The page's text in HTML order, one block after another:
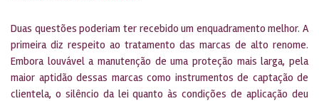
Duas questões poderiam ter recebido um enquadramento melhor. A
primeira diz respeito ao tratamento das marcas de alto renome.
Embora louvável a manutenção de uma proteção mais larga, pela
maior aptidão dessas marcas como instrumentos de captação de
clientela, o silêncio da lei quanto às condições de aplicação deu